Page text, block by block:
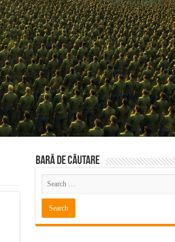
BARĂ DE CĂUTARE